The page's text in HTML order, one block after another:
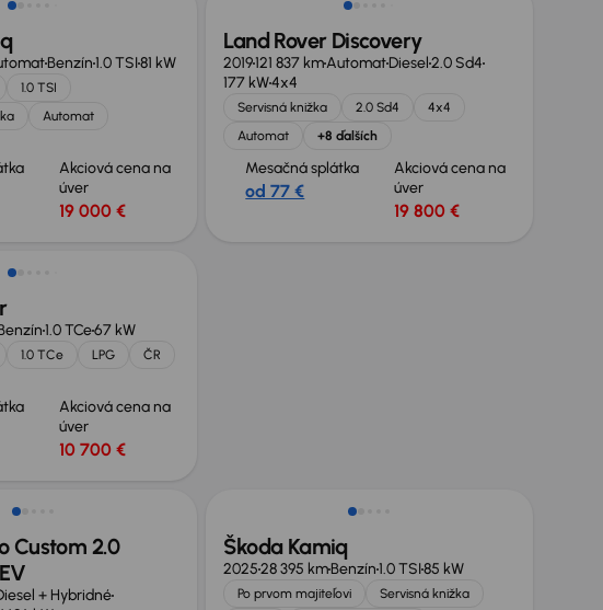
Benzín1.0 TSI81 kW
1.0 TSI
Automat
Akciová cena na
úver
19 000 €
Land Rover Discovery
2019121 837 kmAutomatDiesel2.0 Sd4
177 kW4x4
Servisná knižka 2.0 Sd4
4x4
Automat
+8 ďalších
Mesačná splátka
od 77 €
Akciová cena na
úver
19 800 €
1.0 TCe67 kW
1.0 TCe LPG
ČR
Akciová cena na
úver
10 700 €
Custom 2.0
+ Hybridné
Škoda Kamiq
202528 395 kmBenzín1.0 TSI85 kW
Po prvom majiteľovi
Servisná knižka